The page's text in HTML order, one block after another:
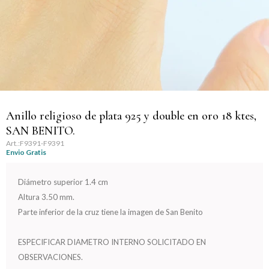
Anillo religioso de plata 925 y double en oro 18 ktes,
SAN BENITO.
F9391-F9391
Envio Gratis
Diámetro superior 1.4 cm
Altura 3.50 mm.
Parte inferior de la cruz tiene la imagen de San Benito
ESPECIFICAR DIAMETRO INTERNO SOLICITADO EN
OBSERVACIONES.
Día del Amigo
Día del Maestro
Graduación
San Valentín